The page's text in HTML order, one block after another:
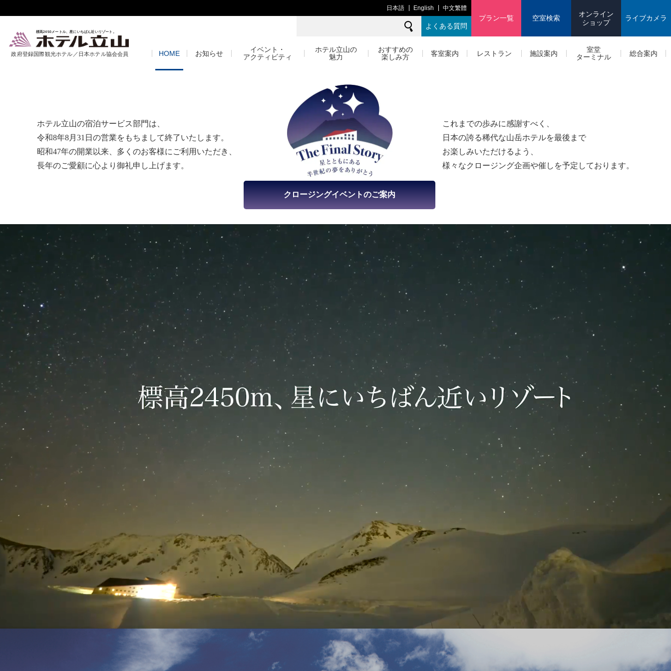
標高2450メートル、星にいちばん近いリゾート。
政府登録国際観光ホテル／日本ホテル協会会員
日本語 English 中文繁體
プラン一覧 空室検索
オンライン
ショップ
ライブカメラ
よくある質問
HOME お知らせ
イベント・
アクティビティ
ホテル立山の
魅力
おすすめの
楽しみ方
客室案内 レストラン 施設案内
室堂
ターミナル
総合案内
ホテル立山の宿泊サービス部門は、
令和8年8月31日の営業をもちまして終了いたします。
昭和47年の開業以来、多くのお客様にご利用いただき、
長年のご愛顧に心より御礼申し上げます。
クロージングイベントのご案内
これまでの歩みに感謝すべく、
日本の誇る稀代な山岳ホテルを最後まで
お楽しみいただけるよう、
様々なクロージング企画や催しを予定しております。